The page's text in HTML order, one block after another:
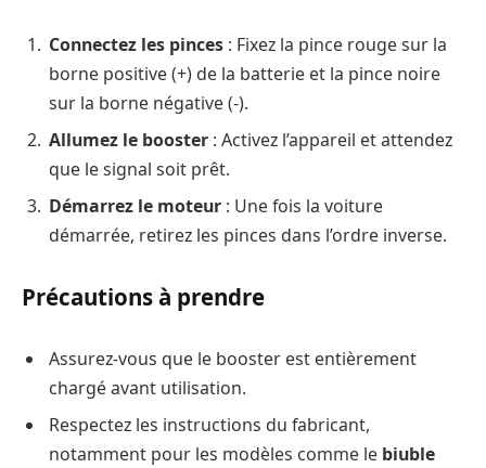
Connectez les pinces : Fixez la pince rouge sur la
borne positive (+) de la batterie et la pince noire
sur la borne négative (-).
Allumez le booster : Activez l’appareil et attendez
que le signal soit prêt.
Démarrez le moteur : Une fois la voiture
démarrée, retirez les pinces dans l’ordre inverse.
Précautions à prendre
Assurez-vous que le booster est entièrement
chargé avant utilisation.
Respectez les instructions du fabricant,
notamment pour les modèles comme le biuble